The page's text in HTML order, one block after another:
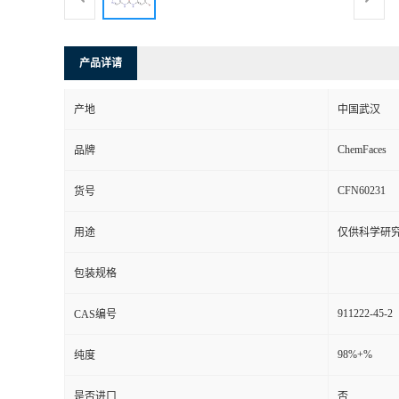
产品详请
产地 中国武汉
品牌 ChemFaces
货号 CFN60231
用途 仅供科学研
包装规格
CAS编号 911222-45-2
纯度 98%+%
是否进口 否